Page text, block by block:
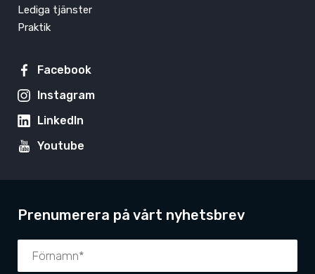
Lediga tjänster
Praktik
Facebook
Instagram
LinkedIn
Youtube
Prenumerera på vårt nyhetsbrev